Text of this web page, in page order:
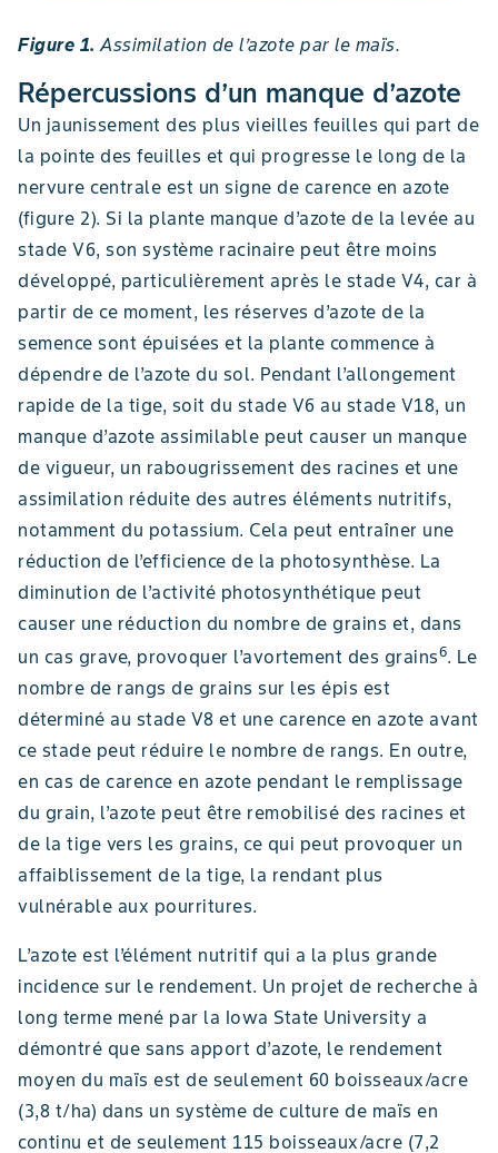
Figure 1. Assimilation de l’azote par le maïs.
Répercussions d’un manque d’azote
Un jaunissement des plus vieilles feuilles qui part de
la pointe des feuilles et qui progresse le long de la
nervure centrale est un signe de carence en azote
(figure 2). Si la plante manque d’azote de la levée au
stade V6, son système racinaire peut être moins
développé, particulièrement après le stade V4, car à
partir de ce moment, les réserves d’azote de la
semence sont épuisées et la plante commence à
dépendre de l’azote du sol. Pendant l’allongement
rapide de la tige, soit du stade V6 au stade V18, un
manque d’azote assimilable peut causer un manque
de vigueur, un rabougrissement des racines et une
assimilation réduite des autres éléments nutritifs,
notamment du potassium. Cela peut entraîner une
réduction de l’efficience de la photosynthèse. La
diminution de l’activité photosynthétique peut
causer une réduction du nombre de grains et, dans
un cas grave, provoquer l’avortement des grains6. Le
nombre de rangs de grains sur les épis est
déterminé au stade V8 et une carence en azote avant
ce stade peut réduire le nombre de rangs. En outre,
en cas de carence en azote pendant le remplissage
du grain, l’azote peut être remobilisé des racines et
de la tige vers les grains, ce qui peut provoquer un
affaiblissement de la tige, la rendant plus
vulnérable aux pourritures.
L’azote est l’élément nutritif qui a la plus grande
incidence sur le rendement. Un projet de recherche à
long terme mené par la Iowa State University a
démontré que sans apport d’azote, le rendement
moyen du maïs est de seulement 60 boisseaux/acre
(3,8 t/ha) dans un système de culture de maïs en
continu et de seulement 115 boisseaux/acre (7,2